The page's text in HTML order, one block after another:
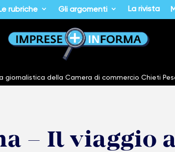
rubriche Gli argomenti La rivista
giornalistica della Camera di commercio Chieti
– Il viaggio